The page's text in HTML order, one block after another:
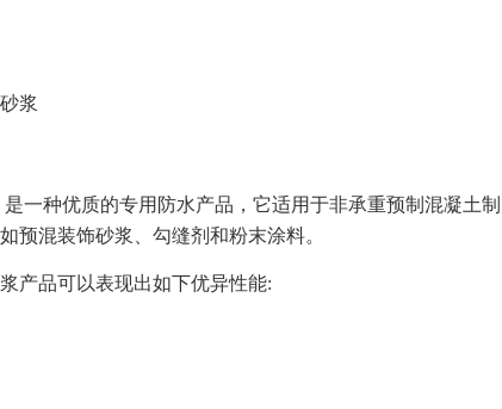
浆
是一种优质的专用防水产品，它适用于非承重预制混凝土制
预混装饰砂浆、勾缝剂和粉末涂料。
产品可以表现出如下优异性能: